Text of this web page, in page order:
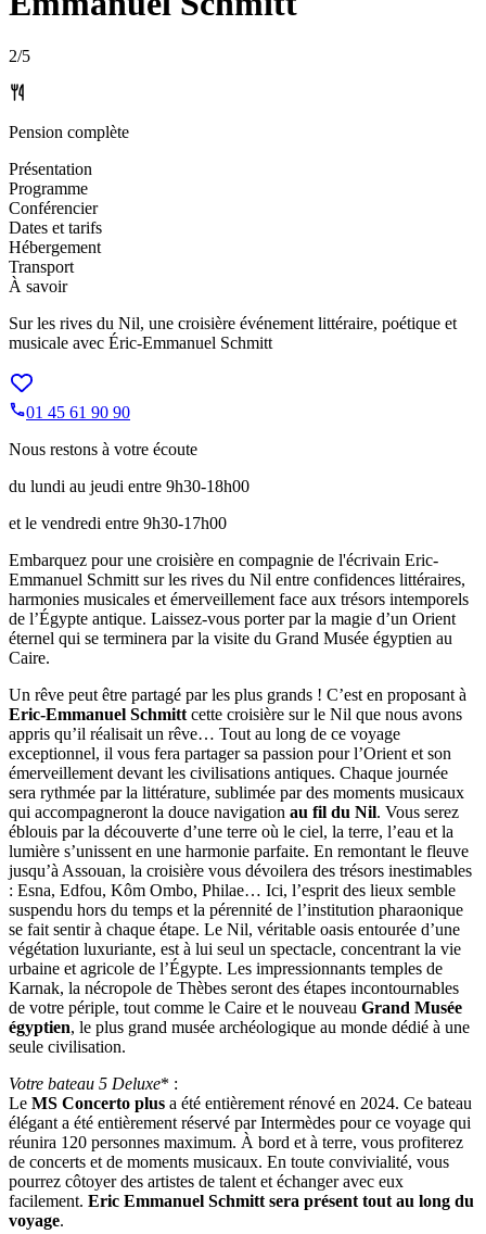
2/5
Pension complète
Présentation
Programme
Conférencier
Dates et tarifs
Hébergement
Transport
À savoir
Sur les rives du Nil, une croisière événement littéraire, poétique et
musicale avec Éric-Emmanuel Schmitt
01 45 61 90 90
Nous restons à votre écoute
du lundi au jeudi entre 9h30-18h00
et le vendredi entre 9h30-17h00
Embarquez pour une croisière en compagnie de l'écrivain Eric-
Emmanuel Schmitt sur les rives du Nil entre confidences littéraires,
harmonies musicales et émerveillement face aux trésors intemporels
de l’Égypte antique. Laissez-vous porter par la magie d’un Orient
éternel qui se terminera par la visite du Grand Musée égyptien au
Caire.
Un rêve peut être partagé par les plus grands ! C’est en proposant à
Eric-Emmanuel Schmitt cette croisière sur le Nil que nous avons
appris qu’il réalisait un rêve… Tout au long de ce voyage
exceptionnel, il vous fera partager sa passion pour l’Orient et son
émerveillement devant les civilisations antiques. Chaque journée
sera rythmée par la littérature, sublimée par des moments musicaux
qui accompagneront la douce navigation au fil du Nil. Vous serez
éblouis par la découverte d’une terre où le ciel, la terre, l’eau et la
lumière s’unissent en une harmonie parfaite. En remontant le fleuve
jusqu’à Assouan, la croisière vous dévoilera des trésors inestimables
: Esna, Edfou, Kôm Ombo, Philae… Ici, l’esprit des lieux semble
suspendu hors du temps et la pérennité de l’institution pharaonique
se fait sentir à chaque étape. Le Nil, véritable oasis entourée d’une
végétation luxuriante, est à lui seul un spectacle, concentrant la vie
urbaine et agricole de l’Égypte. Les impressionnants temples de
Karnak, la nécropole de Thèbes seront des étapes incontournables
de votre périple, tout comme le Caire et le nouveau Grand Musée
égyptien, le plus grand musée archéologique au monde dédié à une
seule civilisation.
Votre bateau 5 Deluxe* :
Le MS Concerto plus a été entièrement rénové en 2024. Ce bateau
élégant a été entièrement réservé par Intermèdes pour ce voyage qui
réunira 120 personnes maximum. À bord et à terre, vous profiterez
de concerts et de moments musicaux. En toute convivialité, vous
pourrez côtoyer des artistes de talent et échanger avec eux
facilement. Eric Emmanuel Schmitt sera présent tout au long du
voyage.